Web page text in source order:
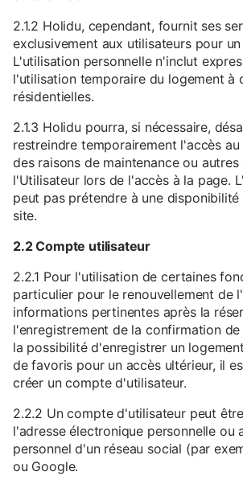
2.1.2 Holidu, cependant, fournit ses
exclusivement aux utilisateurs pour
L'utilisation personnelle n'inclut
l'utilisation temporaire du logement à
résidentielles.
2.1.3 Holidu pourra, si nécessaire,
restreindre temporairement l'accès
des raisons de maintenance ou
l'Utilisateur lors de l'accès à la page.
peut pas prétendre à une
site.
2.2 Compte utilisateur
2.2.1 Pour l'utilisation de certaines
particulier pour le renouvellement de
informations pertinentes après la
l'enregistrement de la confirmation
la possibilité d'enregistrer un
de favoris pour un accès ultérieur, il
créer un compte d'utilisateur.
2.2.2 Un compte d'utilisateur peut
l'adresse électronique personnelle ou
personnel d'un réseau social (par
ou Google.